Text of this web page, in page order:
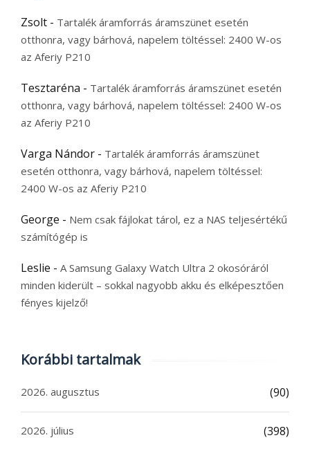
Zsolt - Tartalék áramforrás áramszünet esetén
otthonra, vagy bárhová, napelem töltéssel: 2400 W-os
az Aferiy P210
Tesztaréna - Tartalék áramforrás áramszünet esetén
otthonra, vagy bárhová, napelem töltéssel: 2400 W-os
az Aferiy P210
Varga Nándor - Tartalék áramforrás áramszünet
esetén otthonra, vagy bárhová, napelem töltéssel:
2400 W-os az Aferiy P210
George - Nem csak fájlokat tárol, ez a NAS teljesértékű
számítógép is
Leslie - A Samsung Galaxy Watch Ultra 2 okosóráról
minden kiderült – sokkal nagyobb akku és elképesztően
fényes kijelző!
Korábbi tartalmak
2026. augusztus (90)
2026. július (398)